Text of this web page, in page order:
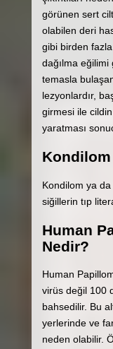
görünen sert
olabilen deri
gibi birden
dağılma
temasla
lezyonlardır,
girmesi ile
yaratması
Kondilom
Kondilom ya
siğillerin tıp
Human
Nedir?
Human
virüs değil 100
bahsedilir. Bu
yerlerinde ve
neden olabilir.